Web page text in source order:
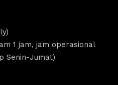
1 jam, jam operasional
Senin-Jumat)